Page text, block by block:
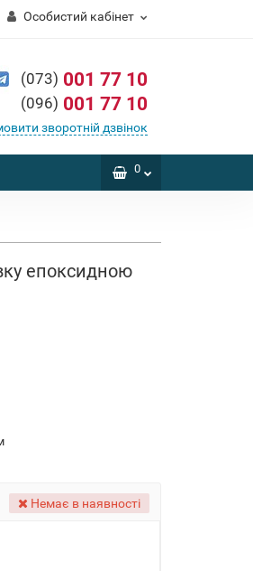
Особистий кабінет
(073) 001 77 10
(096) 001 77 10
зворотній дзвінок
0
епоксидною
Немає в наявності